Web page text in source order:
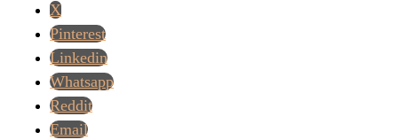
X
Pinterest
Linkedin
Whatsapp
Reddit
Email